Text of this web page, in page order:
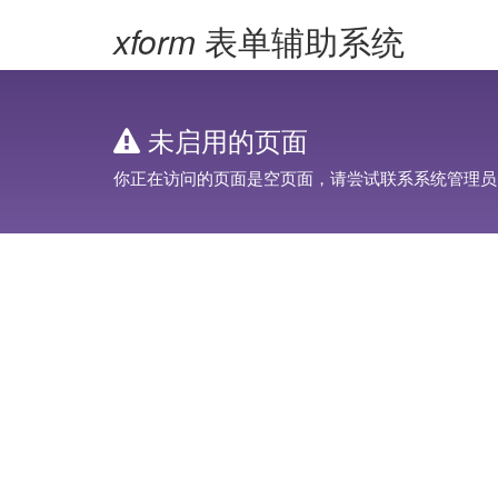
xform 表单辅助系统
未启用的页面
你正在访问的页面是空页面，请尝试联系系统管理